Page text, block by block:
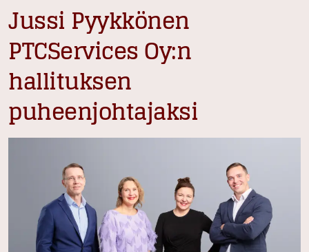
Jussi Pyykkönen
PTCServices Oy:n
hallituksen
puheenjohtajaksi